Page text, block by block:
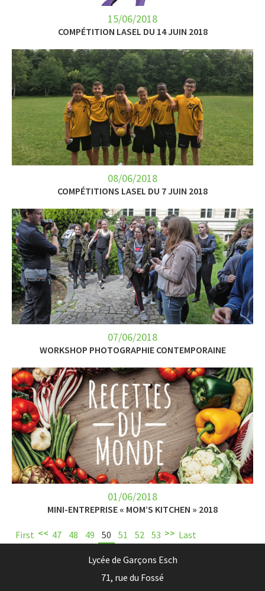
15/06/2018
COMPÉTITION LASEL DU 14 JUIN 2018
08/06/2018
COMPÉTITIONS LASEL DU 7 JUIN 2018
07/06/2018
WORKSHOP PHOTOGRAPHIE CONTEMPORAINE
01/06/2018
MINI-ENTREPRISE « MOM’S KITCHEN » 2018
First << 47 48 49 50 51 52 53 >> Last
Lycée de Garçons Esch
71, rue du Fossé